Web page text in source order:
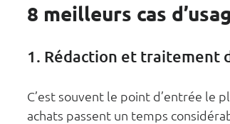
8 meilleurs cas
1. Rédaction et traitement
C’est souvent le point d’entrée le
achats passent un temps